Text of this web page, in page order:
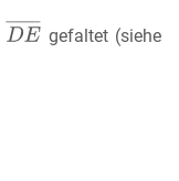
gefaltet (siehe